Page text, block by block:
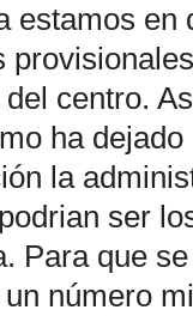
estamos en
centro.
ha
la
ser
Para que
número